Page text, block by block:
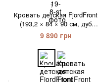
1
Кровать детская FjordFront
(193,2 × 84 × 90 см, дуб
аппалачи и антрацит)
9 890 грн